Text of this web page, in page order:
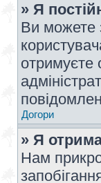
» Я
Ви можете
отримуєте
Догори
» Я
Нам